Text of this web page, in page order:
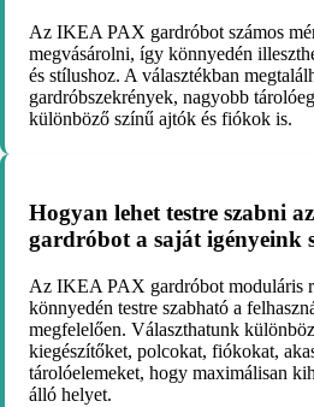
Az IKEA PAX gardróbot számos
megvásárolni, így könnyedén
és stílushoz. A választékban
gardróbszekrények, nagyobb
különböző színű ajtók és fiókok is.
Hogyan lehet testre szabni
gardróbot a saját igényeink
Az IKEA PAX gardróbot moduláris
könnyedén testre szabható a
megfelelően. Választhatunk
kiegészítőket, polcokat, fiókokat,
tárolóelemeket, hogy maximálisan
álló helyet.